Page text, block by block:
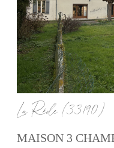
La Réole (33190)
MAISON 3